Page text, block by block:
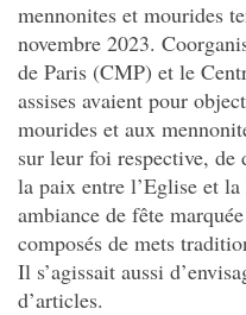
mennonites et mourides
novembre 2023.
de Paris (CMP) et le
assises avaient pour
mourides et aux
sur leur foi respective,
la paix entre l’Eglise et
ambiance de fête
composés de mets
Il s’agissait aussi
d’articles.